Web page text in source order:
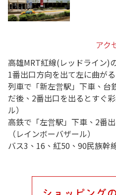
アク
高雄MRT紅線(レッドライン)
1番出口方向を出て左に曲が
列車で「新左営駅」下車、台
だ後、2番出口を出るとすぐ
ル）
高鉄で「左営駅」下車、2番
（レインボーバザール）
バス3、16、紅50、90民族幹